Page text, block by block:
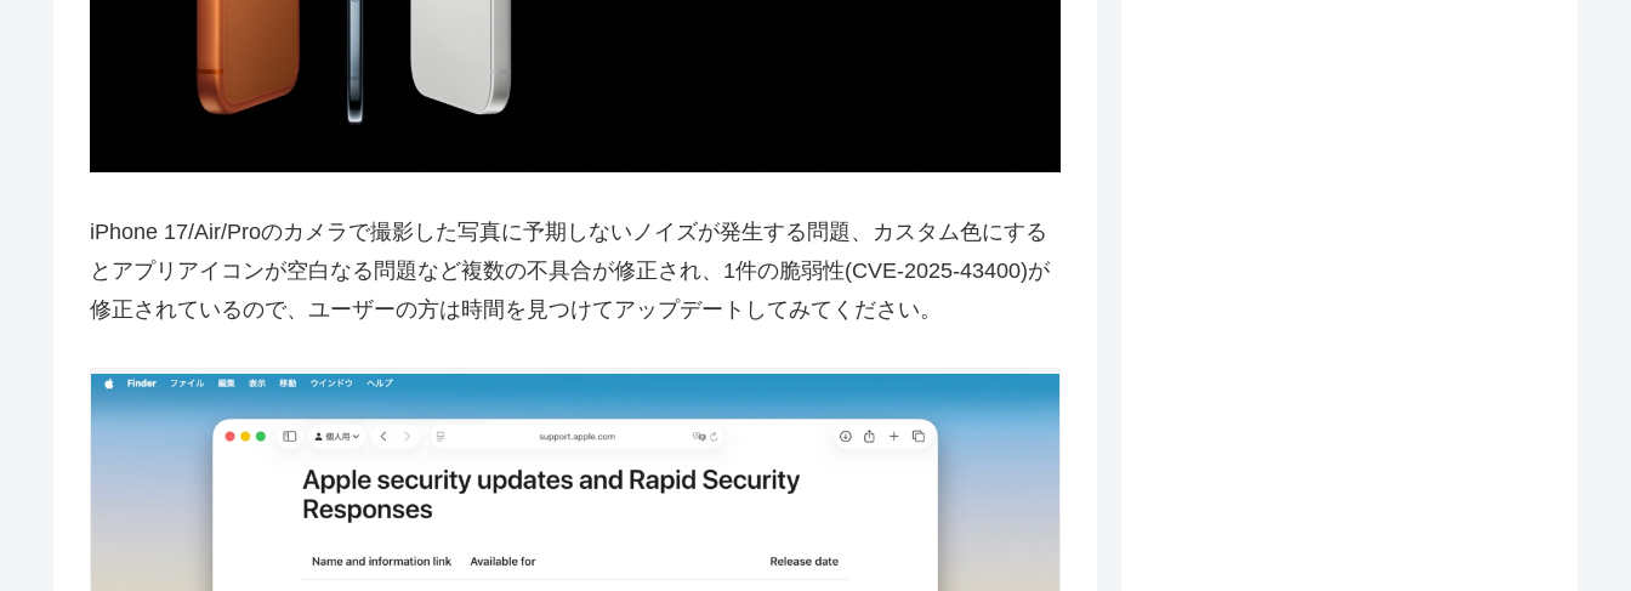
iPhone 17/Air/Proのカメラで撮影した写真に予期しないノイズが発生する問題、カスタム色にする
とアプリアイコンが空白なる問題など複数の不具合が修正され、1件の脆弱性(CVE-2025-43400)が
修正されているので、ユーザーの方は時間を見つけてアップデートしてみてください。